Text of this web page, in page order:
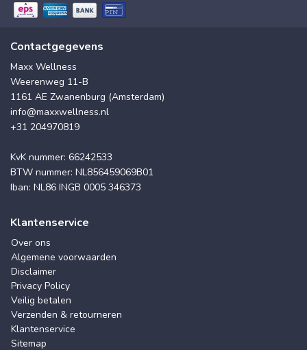
Contactgegevens
Maxx Wellness
Weerenweg 11-B
1161 AE Zwanenburg (Amsterdam)
info@maxxwellness.nl
+31 204970819
KvK nummer: 66242533
BTW nummer: NL856459069B01
Iban: NL86 INGB 0005 346373
Klantenservice
Over ons
Algemene voorwaarden
Disclaimer
Privacy Policy
Veilig betalen
Verzenden & retourneren
Klantenservice
Sitemap